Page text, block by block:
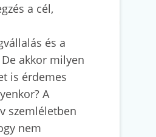
a cél,
és a
akkor milyen
is érdemes
A
szemléletben
nem